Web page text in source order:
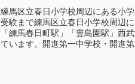
練馬区立春日小学校周辺にある小
受験まで練馬区立春日小学校周辺
「練馬春日町駅」「豊島園駅」西
ています。開進第一中学校・開進